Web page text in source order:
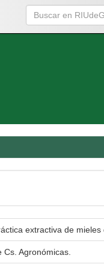
extractiva de
Agronómicas.